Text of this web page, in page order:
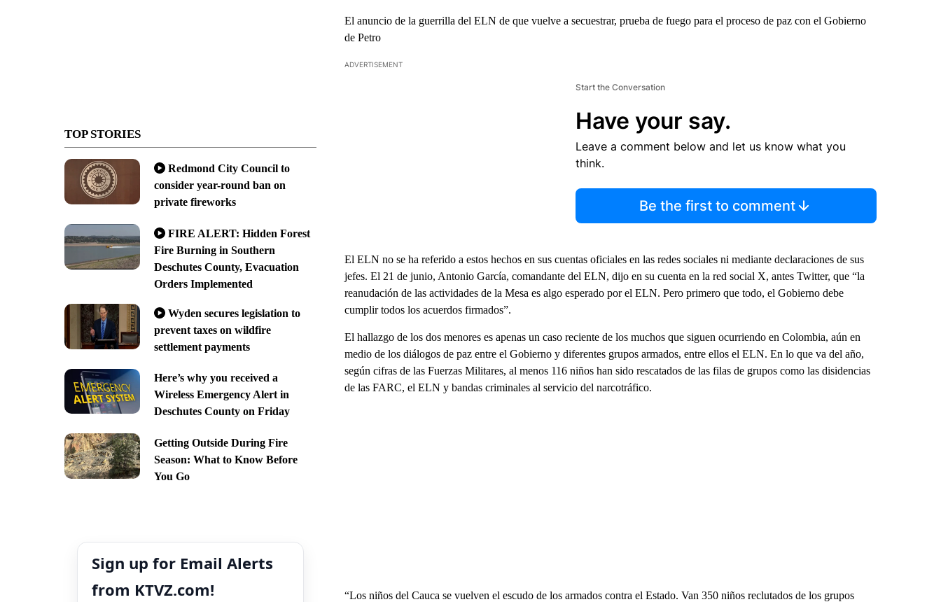
TOP STORIES
Redmond City Council to
consider year-round ban on
private fireworks
FIRE ALERT: Hidden Forest
Fire Burning in Southern
Deschutes County, Evacuation
Orders Implemented
Wyden secures legislation to
prevent taxes on wildfire
settlement payments
Here’s why you received a
Wireless Emergency Alert in
Deschutes County on Friday
Getting Outside During Fire
Season: What to Know Before
You Go
Sign up for Email Alerts
from KTVZ.com!
El anuncio de la guerrilla del ELN de que vuelve a secuestrar, prueba de fuego para el proceso de paz con el Gobierno
de Petro
ADVERTISEMENT
Start the Conversation
Have your say.
Leave a comment below and let us know what you
think.
Be the first to comment
El ELN no se ha referido a estos hechos en sus cuentas oficiales en las redes sociales ni mediante declaraciones de sus
jefes. El 21 de junio, Antonio García, comandante del ELN, dijo en su cuenta en la red social X, antes Twitter, que “la
reanudación de las actividades de la Mesa es algo esperado por el ELN. Pero primero que todo, el Gobierno debe
cumplir todos los acuerdos firmados”.
El hallazgo de los dos menores es apenas un caso reciente de los muchos que siguen ocurriendo en Colombia, aún en
medio de los diálogos de paz entre el Gobierno y diferentes grupos armados, entre ellos el ELN. En lo que va del año,
según cifras de las Fuerzas Militares, al menos 116 niños han sido rescatados de las filas de grupos como las disidencias
de las FARC, el ELN y bandas criminales al servicio del narcotráfico.
“Los niños del Cauca se vuelven el escudo de los armados contra el Estado. Van 350 niños reclutados de los grupos